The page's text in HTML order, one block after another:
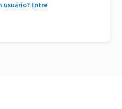
usuário? Entre